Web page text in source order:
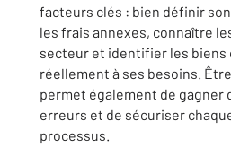
facteurs clés : bien définir
les frais annexes, connaître
secteur et identifier les biens
réellement à ses besoins.
permet également de gagner
erreurs et de sécuriser
processus.